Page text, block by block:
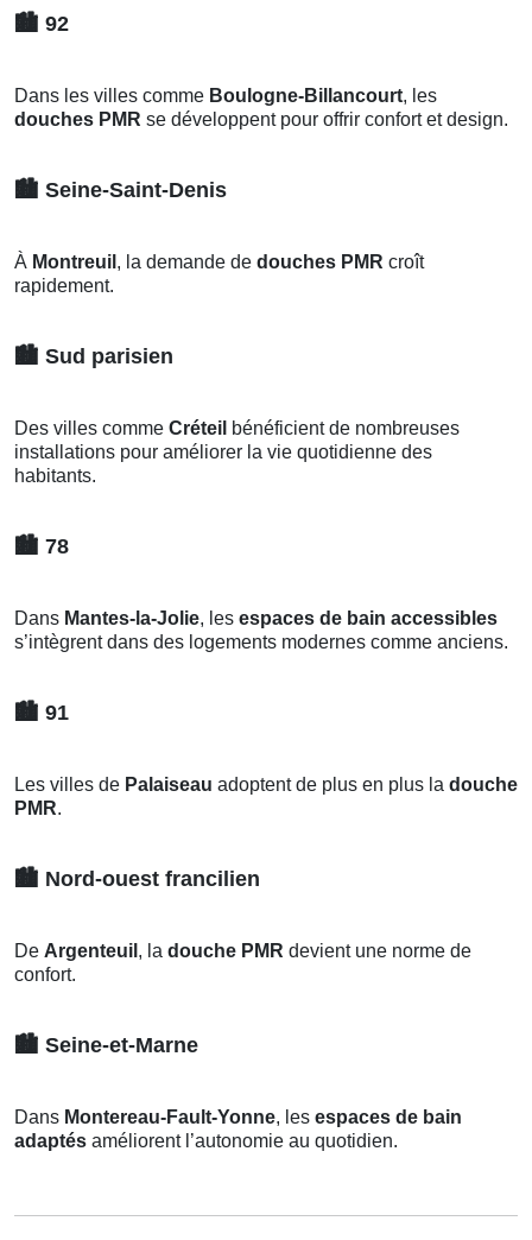
🏙️ 92
Dans les villes comme Boulogne-Billancourt, les
douches PMR se développent pour offrir confort et design.
🏙️ Seine-Saint-Denis
À Montreuil , la demande de douches PMR croît
rapidement.
🏙️ Sud parisien
Des villes comme Créteil bénéficient de nombreuses
installations pour améliorer la vie quotidienne des
habitants.
🏙️ 78
Dans Mantes-la-Jolie, les espaces de bain accessibles
s’intègrent dans des logements modernes comme anciens.
🏙️ 91
Les villes de Palaiseau adoptent de plus en plus la douche
PMR.
🏙️ Nord-ouest francilien
De Argenteuil , la douche PMR devient une norme de
confort.
🏙️ Seine-et-Marne
Dans Montereau-Fault-Yonne, les espaces de bain
adaptés améliorent l’autonomie au quotidien.